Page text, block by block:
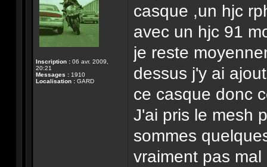
Inscription : 06 avr. 2009,
20:21
Messages : 1910
Localisation : GARD
casque ,un hjc
avec un hjc 91
je reste
dessus j'y ai
ce casque donc
J'ai pris le mesh
sommes
vraiment pas